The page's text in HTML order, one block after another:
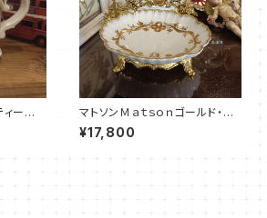
ーポッ
）
マトソンＭａｔｓｏｎゴールド・ソ
ープディッシュ（MT0025）
¥17,800